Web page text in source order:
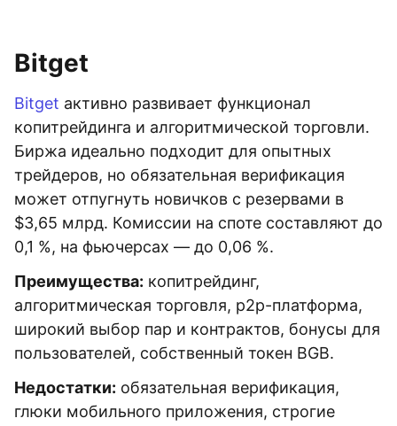
Bitget
Bitget активно развивает функционал
копитрейдинга и алгоритмической торговли.
Биржа идеально подходит для опытных
трейдеров, но обязательная верификация
может отпугнуть новичков с резервами в
$3,65 млрд. Комиссии на споте составляют до
0,1 %, на фьючерсах — до 0,06 %.
Преимущества: копитрейдинг,
алгоритмическая торговля, p2p-платформа,
широкий выбор пар и контрактов, бонусы для
пользователей, собственный токен BGB.
Недостатки: обязательная верификация,
глюки мобильного приложения, строгие